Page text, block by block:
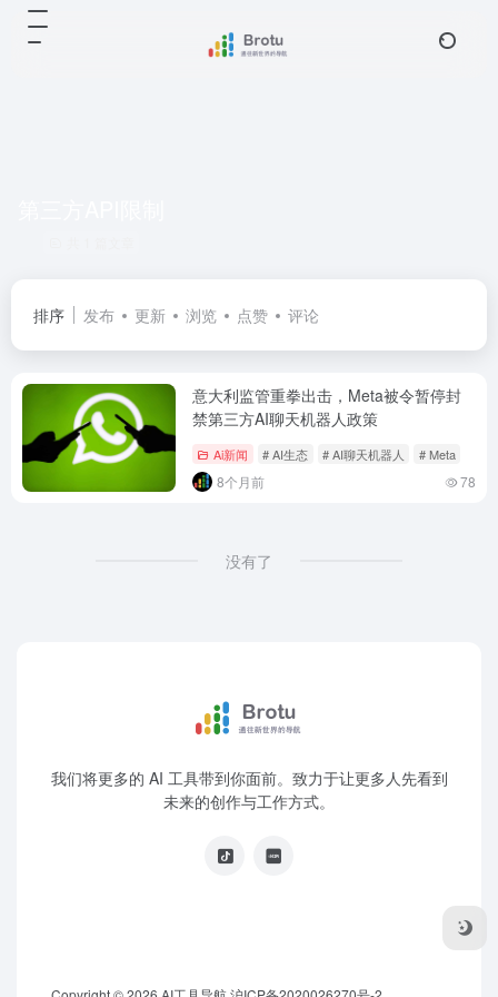
排序 发布 更新 浏览 点赞 评论
意大利监管重拳出击，Meta被令暂停封
禁第三方AI聊天机器人政策
Ai新闻 # AI生态 # AI聊天机器人 # Meta
8个月前 78
没有了
我们将更多的 AI 工具带到你面前。致力于让更多人先看到
未来的创作与工作方式。